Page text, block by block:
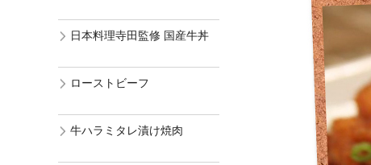
日本料理寺田監修 国産牛丼
ローストビーフ
牛ハラミタレ漬け焼肉